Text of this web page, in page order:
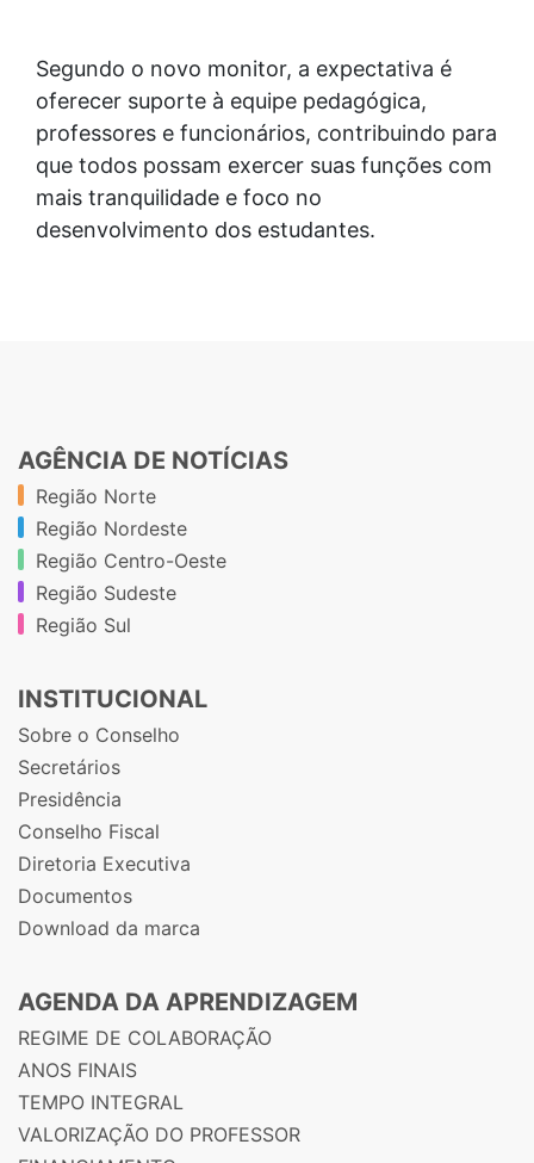
Segundo o novo monitor, a expectativa é
oferecer suporte à equipe pedagógica,
professores e funcionários, contribuindo para
que todos possam exercer suas funções com
mais tranquilidade e foco no
desenvolvimento dos estudantes.
AGÊNCIA DE NOTÍCIAS
Região Norte
Região Nordeste
Região Centro-Oeste
Região Sudeste
Região Sul
INSTITUCIONAL
Sobre o Conselho
Secretários
Presidência
Conselho Fiscal
Diretoria Executiva
Documentos
Download da marca
AGENDA DA APRENDIZAGEM
REGIME DE COLABORAÇÃO
ANOS FINAIS
TEMPO INTEGRAL
VALORIZAÇÃO DO PROFESSOR